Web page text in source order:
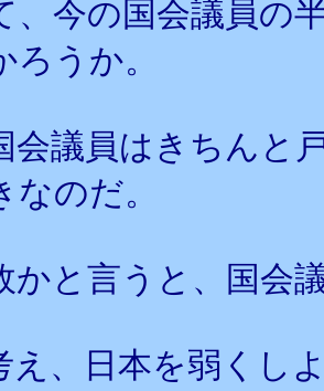
、今の国会議員の
うか。
会議員はきちんと
のだ。
かと言うと、国会
え、日本を弱くし